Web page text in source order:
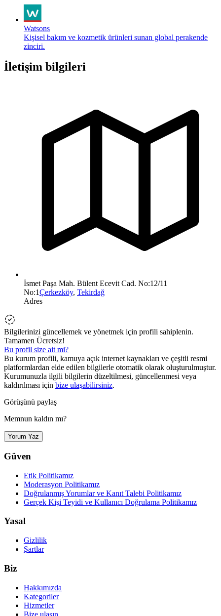
Watsons
Kişisel bakım ve kozmetik ürünleri sunan global perakende
zinciri.
İletişim bilgileri
İsmet Paşa Mah. Bülent Ecevit Cad. No:12/11
No:1Çerkezköy, Tekirdağ
Adres
Bilgilerinizi güncellemek ve yönetmek için profili sahiplenin.
Tamamen Ücretsiz!
Bu profil size ait mi?
Bu kurum profili, kamuya açık internet kaynakları ve çeşitli resmi
platformlardan elde edilen bilgilerle otomatik olarak oluşturulmuştur.
Kurumunuzla ilgili bilgilerin düzeltilmesi, güncellenmesi veya
kaldırılması için bize ulaşabilirsiniz.
Görüşünü paylaş
Memnun kaldın mı?
Yorum Yaz
Güven
Etik Politikamız
Moderasyon Politikamız
Doğrulanmış Yorumlar ve Kanıt Talebi Politikamız
Gerçek Kişi Teyidi ve Kullanıcı Doğrulama Politikamız
Yasal
Gizlilik
Şartlar
Biz
Hakkımızda
Kategoriler
Hizmetler
Bize ulaşın